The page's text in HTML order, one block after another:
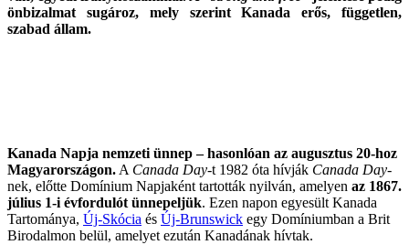
önbizalmat sugároz, mely szerint Kanada erős, független,
szabad állam.
Kanada Napja nemzeti ünnep – hasonlóan az augusztus 20-hoz
Magyarországon. A Canada Day-t 1982 óta hívják Canada Day-
nek, előtte Domínium Napjaként tartották nyilván, amelyen az 1867.
július 1-i évfordulót ünnepeljük. Ezen napon egyesült Kanada
Tartománya, Új-Skócia és Új-Brunswick egy Domíniumban a Brit
Birodalmon belül, amelyet ezután Kanadának hívtak.